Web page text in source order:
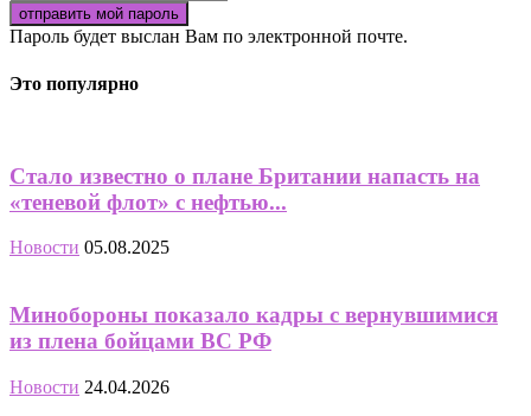
Пароль будет выслан Вам по электронной почте.
Это популярно
Стало известно о плане Британии напасть на
«теневой флот» с нефтью...
Новости 05.08.2025
Минобороны показало кадры с вернувшимися
из плена бойцами ВС РФ
Новости 24.04.2026